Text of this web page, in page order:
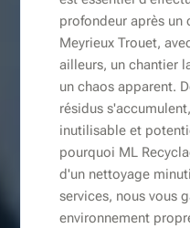
profondeur après un
Meyrieux Trouet,
ailleurs, un chantier
un chaos apparent.
résidus
inutilisable et
pourquoi ML
d'un nettoyage
services, nous vous
environnement